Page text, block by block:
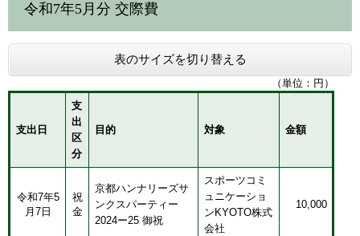
令和7年5月分 交際費
表のサイズを切り替える
（単位：円）
支出日
支
出
区
分
目的 対象 金額
令和7年5
月7日
祝
金
京都ハンナリーズサ
ンクスパーティー
2024ー25 御祝
スポーツコミ
ュニケーショ
ンKYOTO株式
会社
10,000